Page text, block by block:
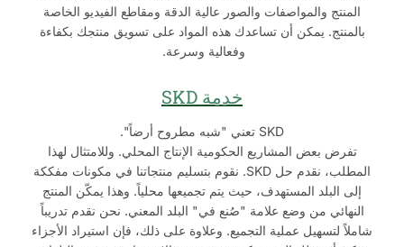
المنتج والمواصفات والصور عالية الدقة ومقاطع الفيديو الخاصة
بالمنتج. يمكن أن تساعدك هذه المواد على تسويق منتجك بكفاءة
وفعالية وسرعة.
خدمة SKD
SKD تعني "شبه مطروح أرضاً".
تفرض بعض المشاريع الحكومية الإنتاج المحلي. وللامتثال لهذا
المطلب، نقدم حل SKD. نقوم بتسليم منتجاتنا في مكونات مفككة
إلى البلد المستهدف، حيث يتم تجميعها محلياً. وهذا يمكّن المنتج
النهائي من وضع علامة "صُنع في" البلد المعني. نحن نقدم تدريباً
شاملاً لتسهيل عملية التجميع. وعلاوة على ذلك، فإن استيراد الأجزاء